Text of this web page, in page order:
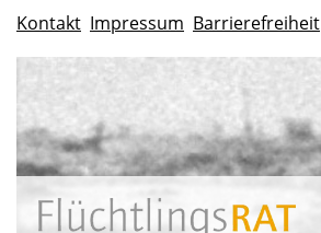
Kontakt Impressum Barrierefreiheit